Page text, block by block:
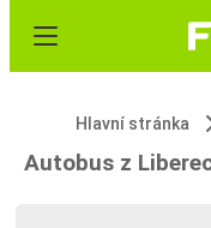
Hlavní stránka
Autobus z